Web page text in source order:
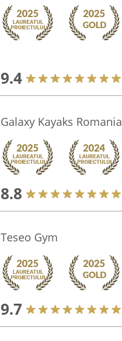
9.4
Galaxy Kayaks Romania
8.8
Teseo Gym
9.7